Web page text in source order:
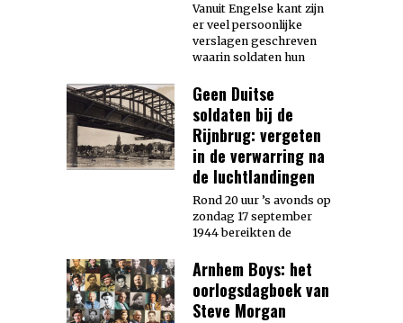
Vanuit Engelse kant zijn
er veel persoonlijke
verslagen geschreven
waarin soldaten hun
Geen Duitse
soldaten bij de
Rijnbrug: vergeten
in de verwarring na
de luchtlandingen
Rond 20 uur ’s avonds op
zondag 17 september
1944 bereikten de
Arnhem Boys: het
oorlogsdagboek van
Steve Morgan